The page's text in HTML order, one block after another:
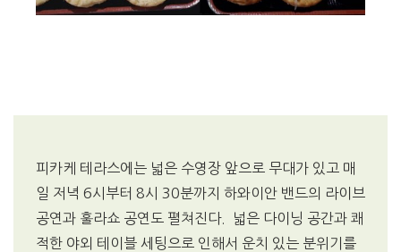
피카케 테라스에는 넓은 수영장 앞으로 무대가 있고 매
일 저녁 6시부터 8시 30분까지 하와이안 밴드의 라이브
공연과 훌라쇼 공연도 펼쳐진다. 넓은 다이닝 공간과 쾌
적한 야외 테이블 세팅으로 인해서 운치 있는 분위기를